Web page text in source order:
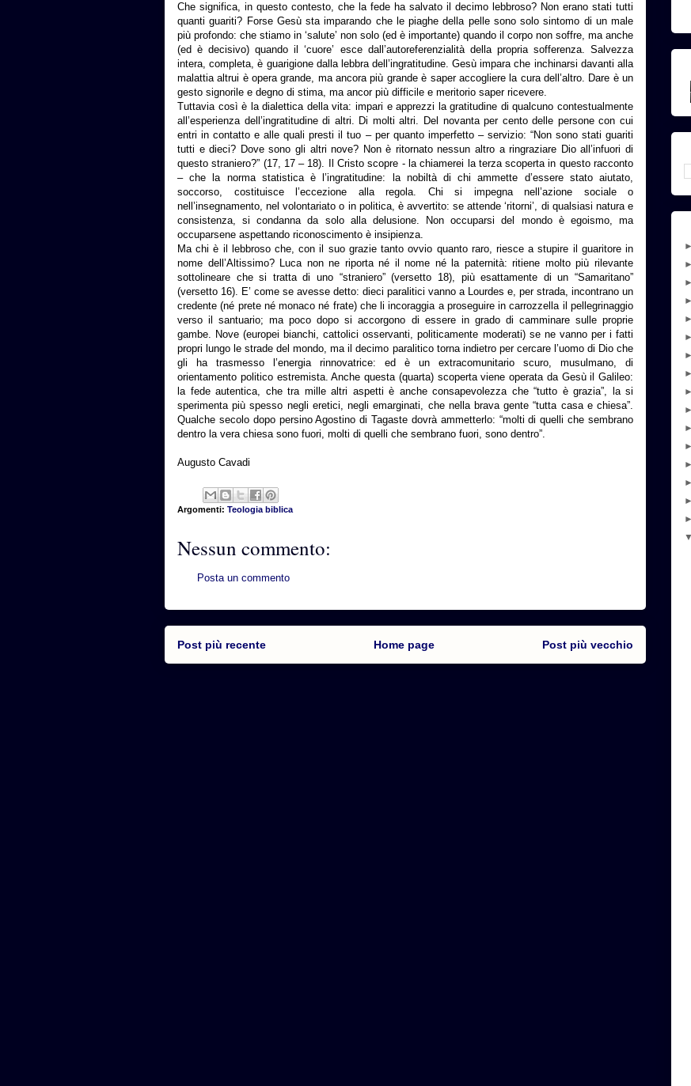
Che significa, in questo contesto, che la fede ha salvato il decimo lebbroso? Non erano stati tutti
quanti guariti? Forse Gesù sta imparando che le piaghe della pelle sono solo sintomo di un male
più profondo: che stiamo in ‘salute’ non solo (ed è importante) quando il corpo non soffre, ma anche
(ed è decisivo) quando il ‘cuore’ esce dall’autoreferenzialità della propria sofferenza. Salvezza
intera, completa, è guarigione dalla lebbra dell’ingratitudine. Gesù impara che inchinarsi davanti alla
malattia altrui è opera grande, ma ancora più grande è saper accogliere la cura dell’altro. Dare è un
gesto signorile e degno di stima, ma ancor più difficile e meritorio saper ricevere.
Tuttavia così è la dialettica della vita: impari e apprezzi la gratitudine di qualcuno contestualmente
all’esperienza dell’ingratitudine di altri. Di molti altri. Del novanta per cento delle persone con cui
entri in contatto e alle quali presti il tuo – per quanto imperfetto – servizio: “Non sono stati guariti
tutti e dieci? Dove sono gli altri nove? Non è ritornato nessun altro a ringraziare Dio all’infuori di
questo straniero?” (17, 17 – 18). Il Cristo scopre - la chiamerei la terza scoperta in questo racconto
– che la norma statistica è l’ingratitudine: la nobiltà di chi ammette d’essere stato aiutato,
soccorso, costituisce l’eccezione alla regola. Chi si impegna nell’azione sociale o
nell’insegnamento, nel volontariato o in politica, è avvertito: se attende ‘ritorni’, di qualsiasi natura e
consistenza, si condanna da solo alla delusione. Non occuparsi del mondo è egoismo, ma
occuparsene aspettando riconoscimento è insipienza.
Ma chi è il lebbroso che, con il suo grazie tanto ovvio quanto raro, riesce a stupire il guaritore in
nome dell’Altissimo? Luca non ne riporta né il nome né la paternità: ritiene molto più rilevante
sottolineare che si tratta di uno “straniero” (versetto 18), più esattamente di un “Samaritano”
(versetto 16). E’ come se avesse detto: dieci paralitici vanno a Lourdes e, per strada, incontrano un
credente (né prete né monaco né frate) che li incoraggia a proseguire in carrozzella il pellegrinaggio
verso il santuario; ma poco dopo si accorgono di essere in grado di camminare sulle proprie
gambe. Nove (europei bianchi, cattolici osservanti, politicamente moderati) se ne vanno per i fatti
propri lungo le strade del mondo, ma il decimo paralitico torna indietro per cercare l’uomo di Dio che
gli ha trasmesso l’energia rinnovatrice: ed è un extracomunitario scuro, musulmano, di
orientamento politico estremista. Anche questa (quarta) scoperta viene operata da Gesù il Galileo:
la fede autentica, che tra mille altri aspetti è anche consapevolezza che “tutto è grazia”, la si
sperimenta più spesso negli eretici, negli emarginati, che nella brava gente “tutta casa e chiesa”.
Qualche secolo dopo persino Agostino di Tagaste dovrà ammetterlo: “molti di quelli che sembrano
dentro la vera chiesa sono fuori, molti di quelli che sembrano fuori, sono dentro”.
Augusto Cavadi
Argomenti: Teologia biblica
Nessun commento:
Posta un commento
Post più recente Post più vecchio
Home page